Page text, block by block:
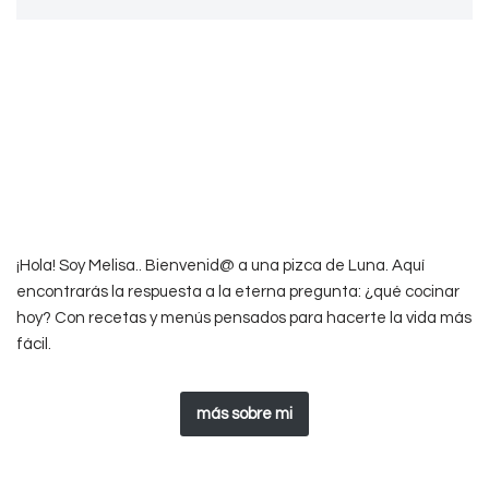
¡Hola! Soy Melisa.. Bienvenid@ a una pizca de Luna. Aquí
encontrarás la respuesta a la eterna pregunta: ¿qué cocinar
hoy? Con recetas y menús pensados para hacerte la vida más
fácil.
más sobre mi